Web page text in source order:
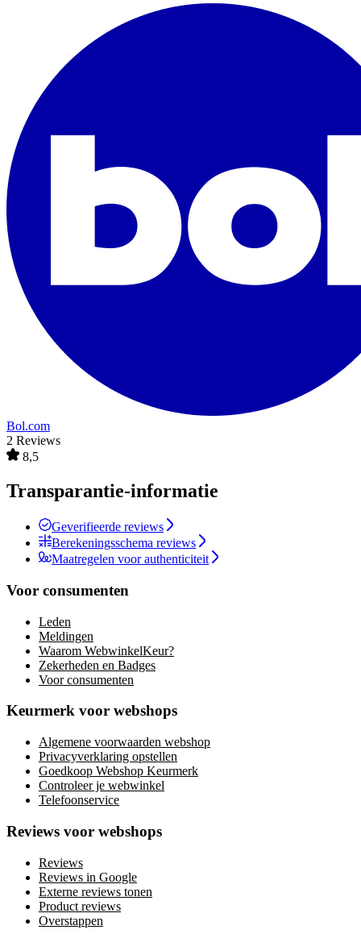
Bol.com
2 Reviews
8,5
Transparantie-informatie
Geverifieerde reviews
Berekeningsschema reviews
Maatregelen voor authenticiteit
Voor consumenten
Leden
Meldingen
Waarom WebwinkelKeur?
Zekerheden en Badges
Voor consumenten
Keurmerk voor webshops
Algemene voorwaarden webshop
Privacyverklaring opstellen
Goedkoop Webshop Keurmerk
Controleer je webwinkel
Telefoonservice
Reviews voor webshops
Reviews
Reviews in Google
Externe reviews tonen
Product reviews
Overstappen